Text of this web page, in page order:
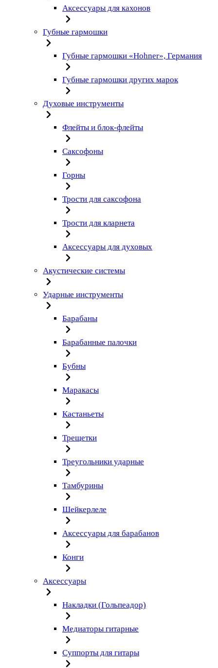
Аксессуары для кахонов
Губные гармошки
Губные гармошки «Hohner», Германия
Губные гармошки других марок
Духовые инструменты
Флейты и блок-флейты
Саксофоны
Горны
Трости для саксофона
Трости для кларнета
Аксессуары для духовых
Акустические системы
Ударные инструменты
Барабаны
Барабанные палочки
Бубны
Маракасы
Кастаньеты
Трещетки
Треугольники ударные
Тамбурины
Шейкерлеле
Аксессуары для барабанов
Конги
Аксессуары
Накладки (Гольпеадор)
Медиаторы гитарные
Суппорты для гитары